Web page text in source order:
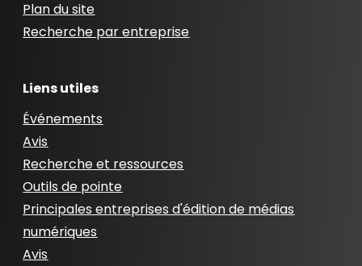
Plan du site
Recherche par entreprise
Liens utiles
Événements
Avis
Recherche et ressources
Outils de pointe
Principales entreprises d'édition de médias
numériques
Avis